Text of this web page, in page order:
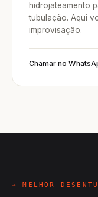
hidrojateamento
tubulação. Aqui
improvisação.
Chamar no
→ MELHOR